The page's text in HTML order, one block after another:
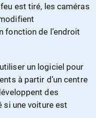
est tiré, les caméras
fonction de l’endroit
un logiciel pour
à partir d’un centre
des
si une voiture est